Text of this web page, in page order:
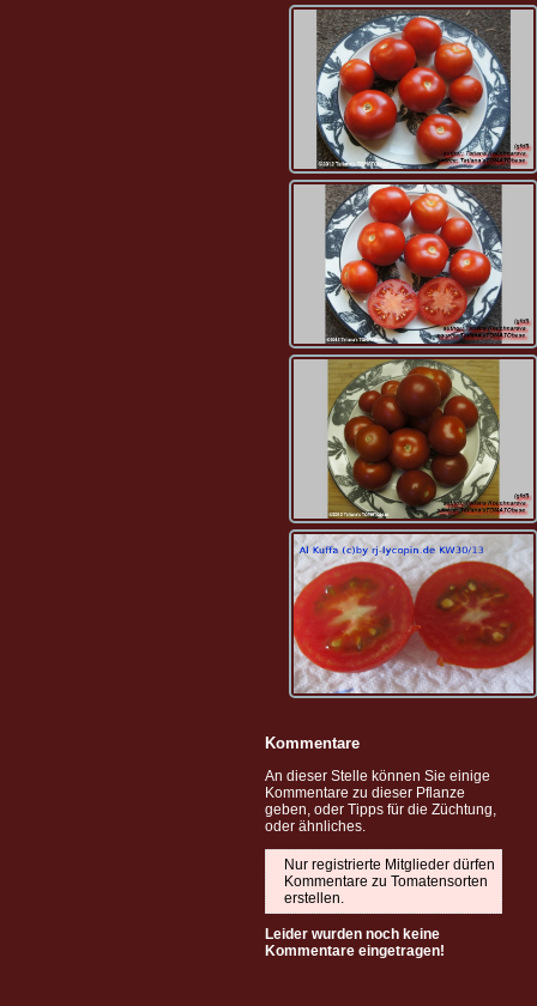
Kommentare
An dieser Stelle können Sie einige
Kommentare zu dieser Pflanze
geben, oder Tipps für die Züchtung,
oder ähnliches.
Nur registrierte Mitglieder dürfen
Kommentare zu Tomatensorten
erstellen.
Leider wurden noch keine
Kommentare eingetragen!